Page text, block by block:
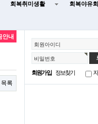
회복취미생활 회복야유회
회원아이디
비밀번호
회원가입 정보찾기
안내
목록